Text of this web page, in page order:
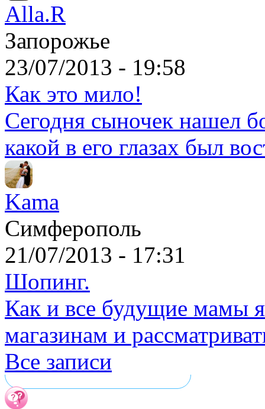
Alla.R
Запорожье
23/07/2013 - 19:58
Как это мило!
Сегодня сыночек нашел
какой в его глазах был
Kama
Симферополь
21/07/2013 - 17:31
Шопинг.
Как и все будущие мамы
магазинам и
Все записи